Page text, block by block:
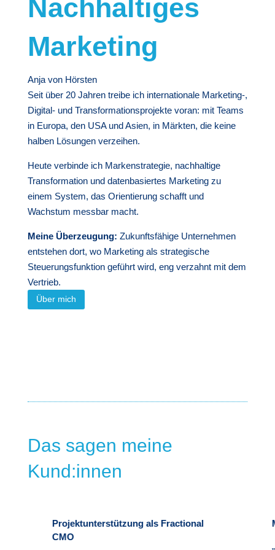
Nachhaltiges
Marketing
Anja von Hörsten
Seit über 20 Jahren treibe ich internationale Marketing-,
Digital- und Transformationsprojekte voran: mit Teams
in Europa, den USA und Asien, in Märkten, die keine
halben Lösungen verzeihen.
Heute verbinde ich Markenstrategie, nachhaltige
Transformation und datenbasiertes Marketing zu
einem System, das Orientierung schafft und
Wachstum messbar macht.
Meine Überzeugung: Zukunftsfähige Unternehmen
entstehen dort, wo Marketing als strategische
Steuerungsfunktion geführt wird, eng verzahnt mit dem
Vertrieb.
Über mich
als Fractional Marketing
„Die
Das sagen meine
Kund:innen